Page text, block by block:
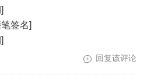
签名]
回复该评论